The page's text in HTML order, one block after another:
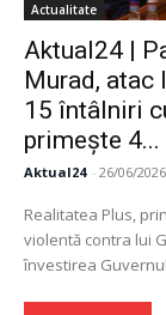
Actualitate
​Aktual24 |
Murad, atac
15 întâlniri
primește 4...
Aktual24 - 26/06/2026
Realitatea Plus,
violentă contra lui
învestirea